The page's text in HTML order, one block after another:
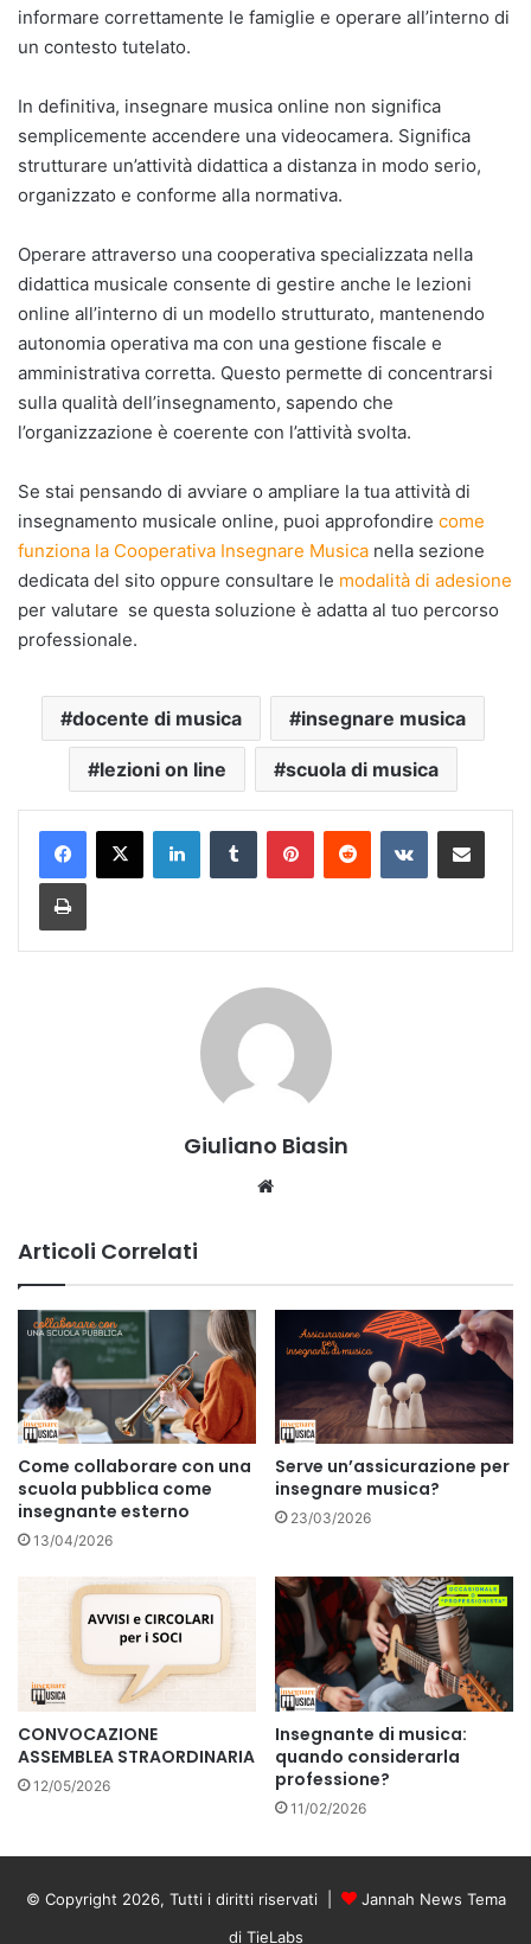
informare correttamente le famiglie e operare all’interno di
un contesto tutelato.
In definitiva, insegnare musica online non significa
semplicemente accendere una videocamera. Significa
strutturare un’attività didattica a distanza in modo serio,
organizzato e conforme alla normativa.
Operare attraverso una cooperativa specializzata nella
didattica musicale consente di gestire anche le lezioni
online all’interno di un modello strutturato, mantenendo
autonomia operativa ma con una gestione fiscale e
amministrativa corretta. Questo permette di concentrarsi
sulla qualità dell’insegnamento, sapendo che
l’organizzazione è coerente con l’attività svolta.
Se stai pensando di avviare o ampliare la tua attività di
insegnamento musicale online, puoi approfondire come
funziona la Cooperativa Insegnare Musica nella sezione
dedicata del sito oppure consultare le modalità di adesione
per valutare se questa soluzione è adatta al tuo percorso
professionale.
docente di musica insegnare musica
lezioni on line scuola di musica
LinkedInTumblr PinterestReddit VKontakteCondividi via mail
Stampa
Giuliano Biasin
Articoli Correlati
Come collaborare con una
scuola pubblica come
insegnante esterno
13/04/2026
Serve un’assicurazione per
insegnare musica?
23/03/2026
CONVOCAZIONE
ASSEMBLEA STRAORDINARIA
12/05/2026
Insegnante di musica:
quando considerarla
professione?
11/02/2026
© Copyright 2026, Tutti i diritti riservati |
Jannah News Tema
di TieLabs